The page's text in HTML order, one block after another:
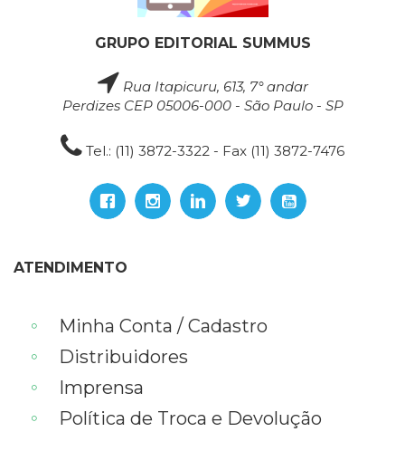
GRUPO EDITORIAL SUMMUS
Rua Itapicuru, 613, 7° andar
Perdizes CEP 05006-000 - São Paulo - SP
Tel.: (11) 3872-3322 - Fax (11) 3872-7476
ATENDIMENTO
Minha Conta / Cadastro
Distribuidores
Imprensa
Política de Troca e Devolução